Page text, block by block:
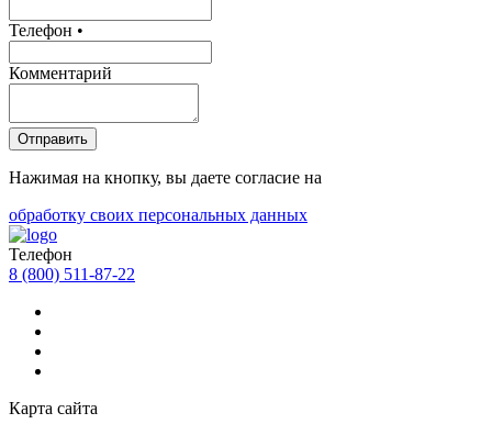
Телефон •
Комментарий
Отправить
Нажимая на кнопку, вы даете согласие на
обработку своих персональных данных
Телефон
8 (800) 511-87-22
Карта сайта